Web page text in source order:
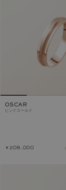
OSCAR
ピンクゴールド
￥208,000